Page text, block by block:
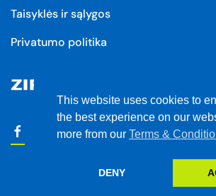
Taisyklės ir sąlygos
Privatumo politika
This website uses cookies to
the best experience on our
more from our Terms &
DENY